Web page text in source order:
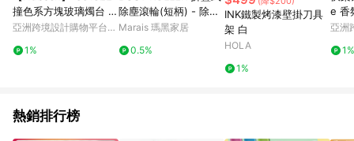
撞色系方塊玻璃燭台 擺
飾 紙鎮
亞洲跨境設計購物平台
1%
除塵滾輪(短柄) - 除塵
滾輪1入(短)＋補充紙10
Marais 瑪黑家居
0.5%
INK鐵製烤漆壁掛刀具
架 白
HOLA
1%
e 香
亞洲
1%
熱銷排行榜